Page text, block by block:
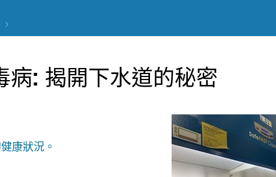
: 揭開下水道的秘密
康狀況。